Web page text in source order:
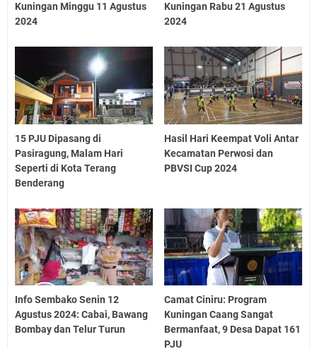
Kuningan Minggu 11 Agustus
2024
Kuningan Rabu 21 Agustus
2024
15 PJU Dipasang di
Pasiragung, Malam Hari
Seperti di Kota Terang
Benderang
Hasil Hari Keempat Voli Antar
Kecamatan Perwosi dan
PBVSI Cup 2024
Info Sembako Senin 12
Agustus 2024: Cabai, Bawang
Bombay dan Telur Turun
Camat Ciniru: Program
Kuningan Caang Sangat
Bermanfaat, 9 Desa Dapat 161
PJU